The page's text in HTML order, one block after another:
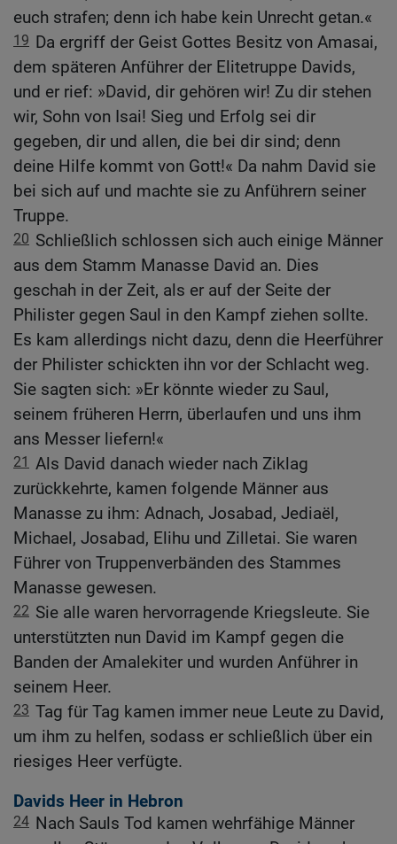
euch strafen; denn ich habe kein Unrecht getan.«
19 Da ergriff der Geist Gottes Besitz von Amasai,
dem späteren Anführer der Elitetruppe Davids,
und er rief: »David, dir gehören wir! Zu dir stehen
wir, Sohn von Isai! Sieg und Erfolg sei dir
gegeben, dir und allen, die bei dir sind; denn
deine Hilfe kommt von Gott!« Da nahm David sie
bei sich auf und machte sie zu Anführern seiner
Truppe.
20 Schließlich schlossen sich auch einige Männer
aus dem Stamm Manasse David an. Dies
geschah in der Zeit, als er auf der Seite der
Philister gegen Saul in den Kampf ziehen sollte.
Es kam allerdings nicht dazu, denn die Heerführer
der Philister schickten ihn vor der Schlacht weg.
Sie sagten sich: »Er könnte wieder zu Saul,
seinem früheren Herrn, überlaufen und uns ihm
ans Messer liefern!«
21 Als David danach wieder nach Ziklag
zurückkehrte, kamen folgende Männer aus
Manasse zu ihm: Adnach, Josabad, Jediaël,
Michael, Josabad, Elihu und Zilletai. Sie waren
Führer von Truppenverbänden des Stammes
Manasse gewesen.
22 Sie alle waren hervorragende Kriegsleute. Sie
unterstützten nun David im Kampf gegen die
Banden der Amalekiter und wurden Anführer in
seinem Heer.
23 Tag für Tag kamen immer neue Leute zu David,
um ihm zu helfen, sodass er schließlich über ein
riesiges Heer verfügte.
Davids Heer in Hebron
24 Nach Sauls Tod kamen wehrfähige Männer